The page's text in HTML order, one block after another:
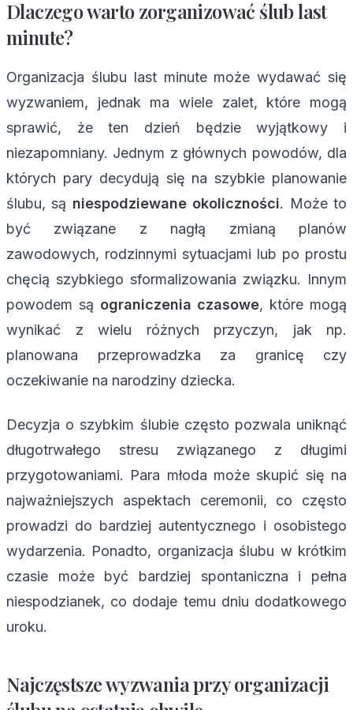
Dlaczego warto zorganizować ślub last
minute?
Organizacja ślubu last minute może wydawać się
wyzwaniem, jednak ma wiele zalet, które mogą
sprawić, że ten dzień będzie wyjątkowy i
niezapomniany. Jednym z głównych powodów, dla
których pary decydują się na szybkie planowanie
ślubu, są niespodziewane okoliczności. Może to
być związane z nagłą zmianą planów
zawodowych, rodzinnymi sytuacjami lub po prostu
chęcią szybkiego sformalizowania związku. Innym
powodem są ograniczenia czasowe, które mogą
wynikać z wielu różnych przyczyn, jak np.
planowana przeprowadzka za granicę czy
oczekiwanie na narodziny dziecka.
Decyzja o szybkim ślubie często pozwala uniknąć
długotrwałego stresu związanego z długimi
przygotowaniami. Para młoda może skupić się na
najważniejszych aspektach ceremonii, co często
prowadzi do bardziej autentycznego i osobistego
wydarzenia. Ponadto, organizacja ślubu w krótkim
czasie może być bardziej spontaniczna i pełna
niespodzianek, co dodaje temu dniu dodatkowego
uroku.
Najczęstsze wyzwania przy organizacji